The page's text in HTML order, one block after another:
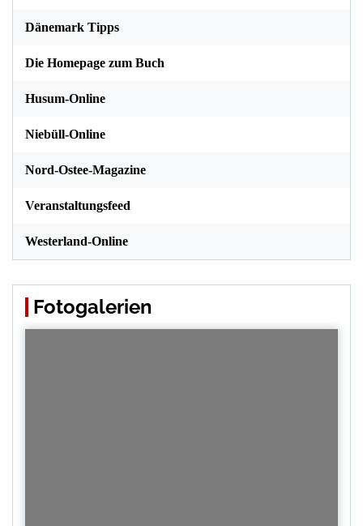
Dänemark Tipps
Die Homepage zum Buch
Husum-Online
Niebüll-Online
Nord-Ostee-Magazine
Veranstaltungsfeed
Westerland-Online
Fotogalerien